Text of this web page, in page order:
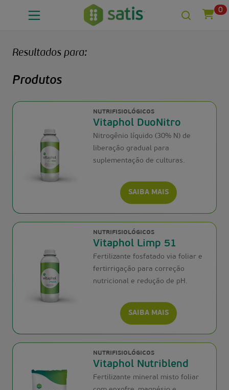
0
Resultados para:
Produtos
NUTRIFISIOLÓGICOS
Vitaphol DuoNitro
Nitrogênio líquido (30% N) de
liberação gradual para
suplementação de culturas.
SAIBA MAIS
NUTRIFISIOLÓGICOS
Vitaphol Limp 51
Fertilizante fosfatado via foliar e
fertirrigação para correção
nutricional e redução de pH.
SAIBA MAIS
NUTRIFISIOLÓGICOS
Vitaphol Nutriblend
Fertilizante mineral misto foliar